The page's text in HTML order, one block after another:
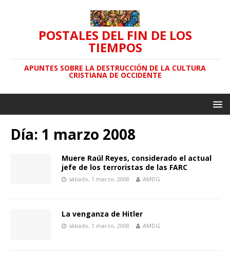
POSTALES DEL FIN DE LOS
TIEMPOS
APUNTES SOBRE LA DESTRUCCIÓN DE LA CULTURA
CRISTIANA DE OCCIDENTE
Día: 1 marzo 2008
Muere Raúl Reyes, considerado el actual
jefe de los terroristas de las FARC
sábado, 1 marzo, 2008 AMDG
La venganza de Hitler
sábado, 1 marzo, 2008 AMDG